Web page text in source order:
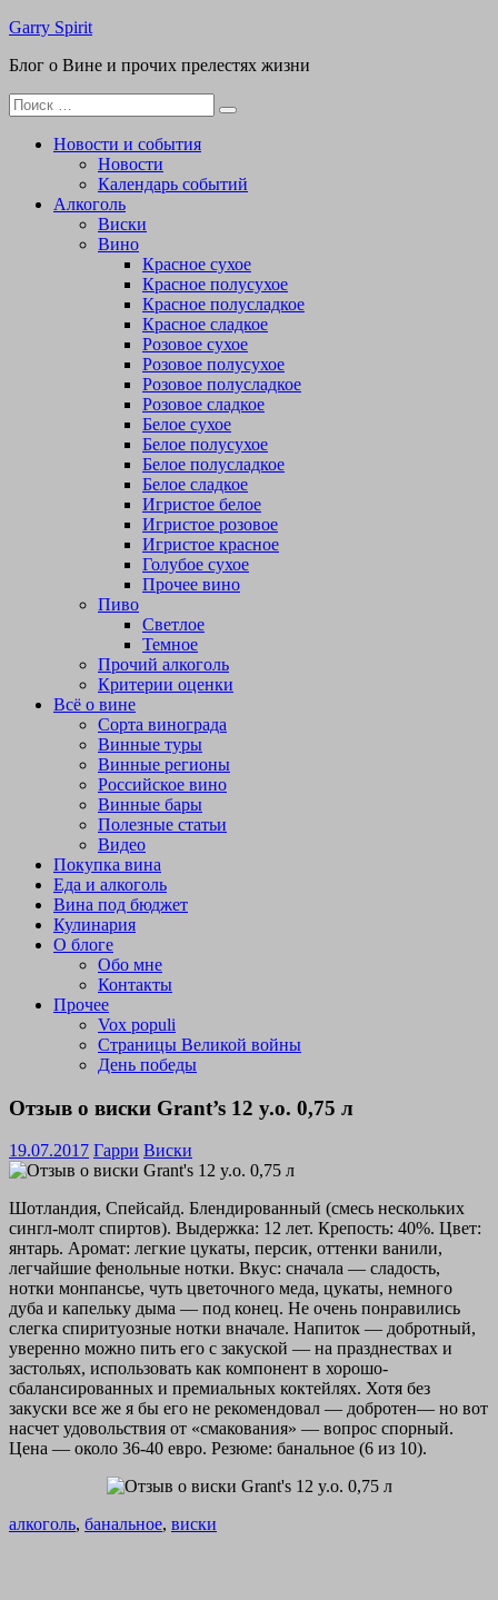
Перейти
содержимому
Garry Spirit
Блог о Вине и прочих прелестях жизни
Поиск
для:
Новости и события
Новости
Календарь событий
Алкоголь
Виски
Вино
Красное сухое
Красное полусухое
Красное полусладкое
Красное сладкое
Розовое сухое
Розовое полусухое
Розовое полусладкое
Розовое сладкое
Белое сухое
Белое полусухое
Белое полусладкое
Белое сладкое
Игристое белое
Игристое розовое
Игристое красное
Голубое сухое
Прочее вино
Пиво
Светлое
Темное
Прочий алкоголь
Критерии оценки
Всё о вине
Сорта винограда
Винные туры
Винные регионы
Российское вино
Винные бары
Полезные статьи
Видео
Покупка вина
Еда и алкоголь
Вина под бюджет
Кулинария
О блоге
Обо мне
Контакты
Прочее
Vox populi
Страницы Великой войны
День победы
Отзыв о виски Grant’s 12 y.o. 0,75 л
19.07.2017 Гарри Виски
Шотландия, Спейсайд. Блендированный (смесь нескольких
сингл-молт спиртов). Выдержка: 12 лет. Крепость: 40%. Цвет:
янтарь. Аромат: легкие цукаты, персик, оттенки ванили,
легчайшие фенольные нотки. Вкус: сначала — сладость,
нотки монпансье, чуть цветочного меда, цукаты, немного
дуба и капельку дыма — под конец. Не очень понравились
слегка спиритуозные нотки вначале. Напиток — добротный,
уверенно можно пить его с закуской — на празднествах и
застольях, использовать как компонент в хорошо-
сбалансированных и премиальных коктейлях. Хотя без
закуски все же я бы его не рекомендовал — добротен— но вот
насчет удовольствия от «смакования» — вопрос спорный.
Цена — около 36-40 евро. Резюме: банальное (6 из 10).
алкоголь, банальное, виски